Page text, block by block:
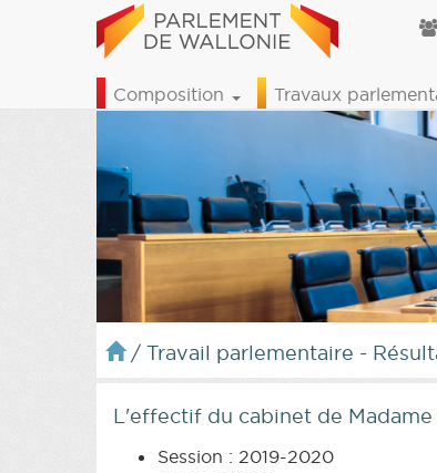
Composition Travaux
/ Travail parlementaire -
L'effectif du cabinet de
Session : 2019-2020